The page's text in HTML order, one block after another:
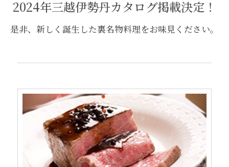
2024年三越伊勢丹カタログ掲載決定！
是非、新しく誕生した裏名物料理をお味見ください。